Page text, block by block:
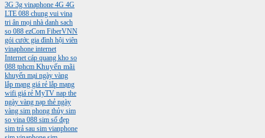
3G 3g vinaphone 4G 4G
LTE 088 chung vui vina
tri ân mọi nhà danh sach
so 088 ezCom FiberVNN
gói cước gia đình hội viên
vinaphone internet
Internet cáp quang kho so
088 tphcm Khuyến mãi
khuyến mại ngày vàng
lắp mạng giá rẻ lắp mạng
wifi giá rẻ MyTV nap the
ngày vàng nạp thẻ ngày
vàng sim phong thủy sim
so vina 088 sim số đẹp
sim trả sau sim vianphone